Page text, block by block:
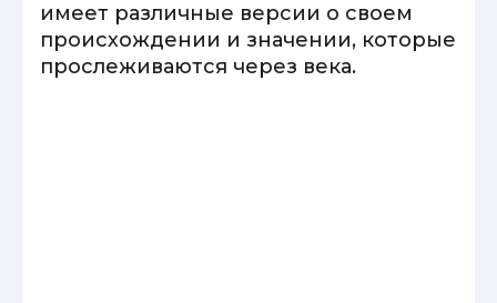
имеет различные версии о своем
происхождении и значении, которые
прослеживаются через века.